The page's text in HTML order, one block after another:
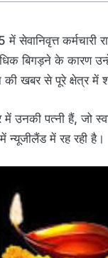
सेवानिवृत्त कर्मचारी
बिगड़ने के कारण
की खबर से पूरे क्षेत्र में
पत्नी हैं, जो
न्यूजीलैंड में रह रही है।